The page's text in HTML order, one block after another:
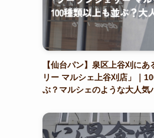
【仙台パン】泉区上谷刈に
リー マルシェ上谷刈店」｜
ぶ？マルシェのような大人気